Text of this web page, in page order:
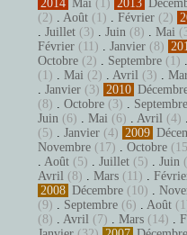
2014 Mai (1) 2013
(2) . Août (1) . Février (2)
. Juillet (3) . Juin (8) . Mai
Février (11) . Janvier (8)
Octobre (2) . Septembre (1) .
(1) . Mai (2) . Avril (3) .
. Janvier (3) 2010
(8) . Octobre (3) . Septembre
Juin (6) . Mai (6) . Avril (4) .
(5) . Janvier (4) 2009
Novembre (17) . Octobre
. Août (5) . Juillet (5) . Juin
Avril (8) . Mars (11) .
2008 Décembre (10) .
(9) . Septembre (6) . Août
(8) . Avril (7) . Mars (14) .